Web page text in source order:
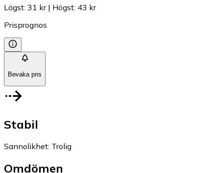
Lägst: 31 kr| Högst: 43 kr
Prisprognos
Bevaka pris
Stabil
Sannolikhet: Trolig
Omdömen